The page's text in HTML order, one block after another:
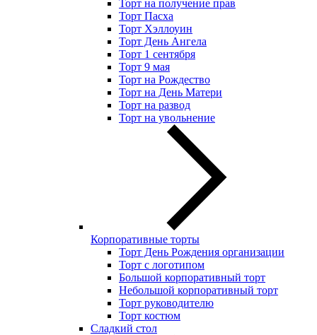
Торт на получение прав
Торт Пасха
Торт Хэллоуин
Торт День Ангела
Торт 1 сентября
Торт 9 мая
Торт на Рождество
Торт на День Матери
Торт на развод
Торт на увольнение
Корпоративные торты
Торт День Рождения организации
Торт с логотипом
Большой корпоративный торт
Небольшой корпоративный торт
Торт руководителю
Торт костюм
Сладкий стол